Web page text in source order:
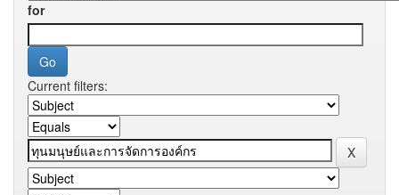
for
Current filters: